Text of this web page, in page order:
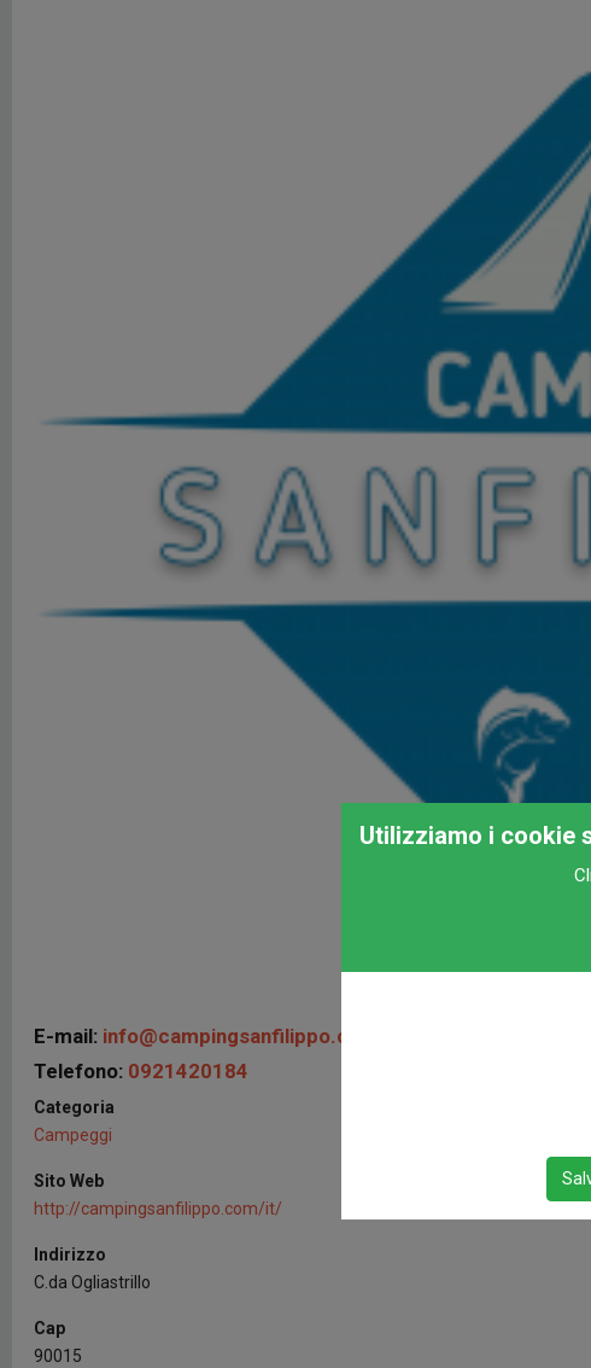
E-mail: info@campingsanfilippo.com
Telefono: 0921420184
Categoria
Campeggi
Sito Web
http://campingsanfilippo.com/it/
Indirizzo
C.da Ogliastrillo
Cap
90015
Utilizziamo i cookie